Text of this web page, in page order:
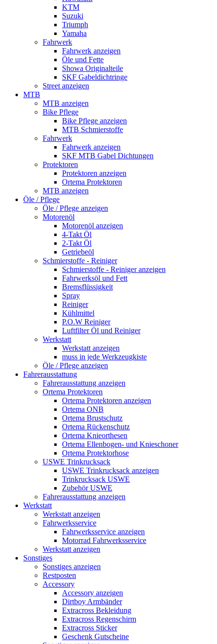
KTM
Suzuki
Triumph
Yamaha
Fahrwerk
Fahrwerk anzeigen
Öle und Fette
Showa Originalteile
SKF Gabeldichtringe
Street anzeigen
MTB
MTB anzeigen
Bike Pflege
Bike Pflege anzeigen
MTB Schmierstoffe
Fahrwerk
Fahrwerk anzeigen
SKF MTB Gabel Dichtungen
Protektoren
Protektoren anzeigen
Ortema Protektoren
MTB anzeigen
Öle / Pflege
Öle / Pflege anzeigen
Motorenöl
Motorenöl anzeigen
4-Takt Öl
2-Takt Öl
Getriebeöl
Schmierstoffe - Reiniger
Schmierstoffe - Reiniger anzeigen
Fahrwerksöl und Fett
Bremsflüssigkeit
Spray
Reiniger
Kühlmittel
P.O.W Reiniger
Luftfilter Öl und Reiniger
Werkstatt
Werkstatt anzeigen
muss in jede Werkzeugkiste
Öle / Pflege anzeigen
Fahrerausstattung
Fahrerausstattung anzeigen
Ortema Protektoren
Ortema Protektoren anzeigen
Ortema ONB
Ortema Brustschutz
Ortema Rückenschutz
Ortema Knieorthesen
Ortema Ellenbogen- und Knieschoner
Ortema Protektorhose
USWE Trinkrucksack
USWE Trinkrucksack anzeigen
Trinkrucksack USWE
Zubehör USWE
Fahrerausstattung anzeigen
Werkstatt
Werkstatt anzeigen
Fahrwerksservice
Fahrwerksservice anzeigen
Motorrad Fahrwerksservice
Werkstatt anzeigen
Sonstiges
Sonstiges anzeigen
Restposten
Accessory
Accessory anzeigen
Dirtboy Armbänder
Extracross Bekleidung
Extracross Regenschirm
Extracross Sticker
Geschenk Gutscheine